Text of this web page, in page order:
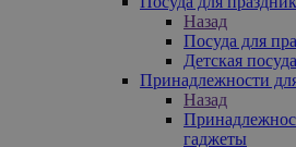
Назад
Посуда для
Детская посуда
Принадлежности
Назад
гаджеты